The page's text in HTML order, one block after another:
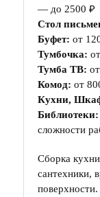
— до 2500 ₽
Стол
Буфет: от
Тумбочка:
Тумба ТВ:
Комод: от
Кухни,
Библиотеки:
сложности
Сборка
сантехники,
поверхности.